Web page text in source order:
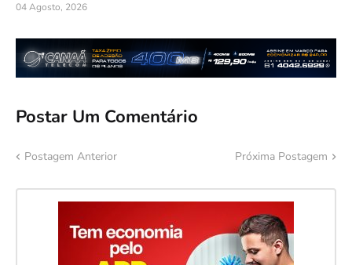
04 Agosto, 2026
Postar Um Comentário
Postagem Anterior Próxima Postagem